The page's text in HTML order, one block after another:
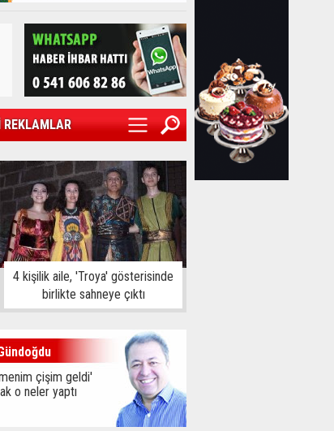
REKLAMLAR
4 kişilik aile, 'Troya' gösterisinde
birlikte sahneye çıktı
çişim geldi'
o neler yaptı